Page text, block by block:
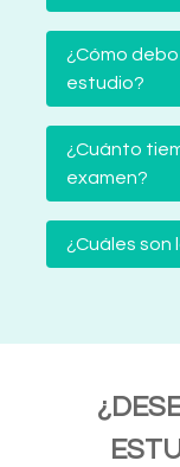
¿Cómo
estudio?
¿Cuánto
examen?
¿Cuáles son